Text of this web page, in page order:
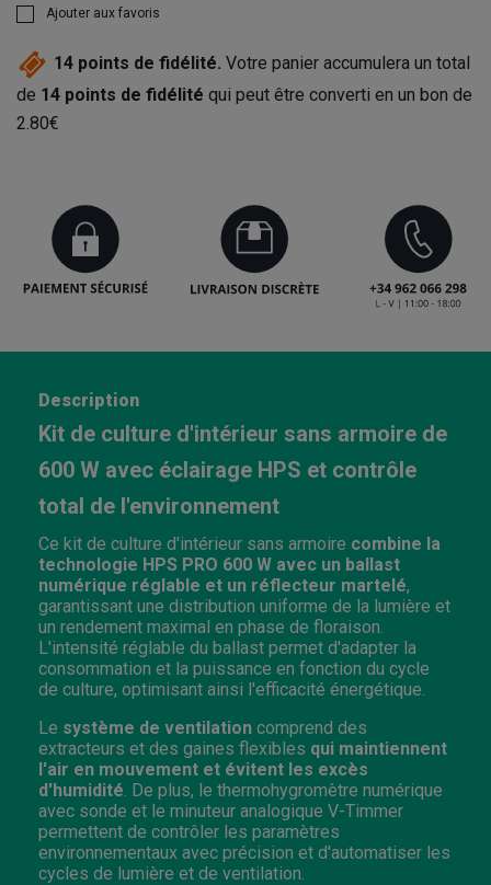
Ajouter aux favoris
14 points de fidélité. Votre panier accumulera un total
de 14 points de fidélité qui peut être converti en un bon de
2.80€
Description
Kit de culture d'intérieur sans armoire de
600 W avec éclairage HPS et contrôle
total de l'environnement
Ce kit de culture d'intérieur sans armoire combine la
technologie HPS PRO 600 W avec un ballast
numérique réglable et un réflecteur martelé,
garantissant une distribution uniforme de la lumière et
un rendement maximal en phase de floraison.
L'intensité réglable du ballast permet d'adapter la
consommation et la puissance en fonction du cycle
de culture, optimisant ainsi l'efficacité énergétique.
Le système de ventilation comprend des
extracteurs et des gaines flexibles qui maintiennent
l'air en mouvement et évitent les excès
d'humidité . De plus, le thermohygromètre numérique
avec sonde et le minuteur analogique V-Timmer
permettent de contrôler les paramètres
environnementaux avec précision et d'automatiser les
cycles de lumière et de ventilation.